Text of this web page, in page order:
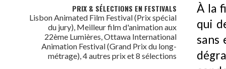
PRIX & SÉLECTIONS EN FESTIVALS
Lisbon Animated Film Festival (Prix spécial
du jury), Meilleur film d'animation aux
22ème Lumières, Ottawa International
Animation Festival (Grand Prix du long-
métrage), 4 autres prix et 8 sélections
À la
qui
sans